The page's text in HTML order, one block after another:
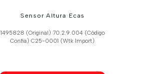
Sensor Altura Ecas
1495828 (Original) 70.2.9.004 (Código
Confia) C25-0001 (Wtk Import)